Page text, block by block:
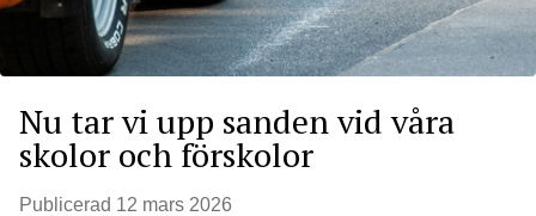
Nu tar vi upp sanden vid våra
skolor och förskolor
Publicerad 12 mars 2026